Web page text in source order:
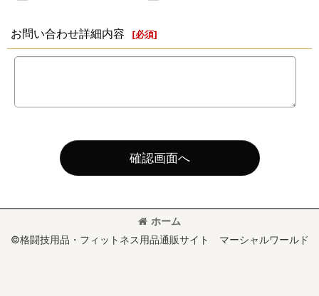
お問い合わせ詳細内容 [必須]
確認画面へ
ホーム
©格闘技用品・フィットネス用品通販サイト マーシャルワールド